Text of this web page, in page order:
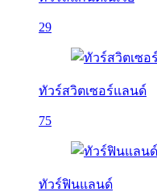
29
ทัวร์สวิตเซอร์แลนด์
75
ทัวร์ฟินแลนด์